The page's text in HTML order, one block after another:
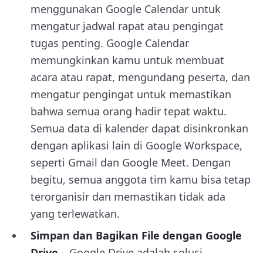
menggunakan Google Calendar untuk
mengatur jadwal rapat atau pengingat
tugas penting. Google Calendar
memungkinkan kamu untuk membuat
acara atau rapat, mengundang peserta, dan
mengatur pengingat untuk memastikan
bahwa semua orang hadir tepat waktu.
Semua data di kalender dapat disinkronkan
dengan aplikasi lain di Google Workspace,
seperti Gmail dan Google Meet. Dengan
begitu, semua anggota tim kamu bisa tetap
terorganisir dan memastikan tidak ada
yang terlewatkan.
Simpan dan Bagikan File dengan Google